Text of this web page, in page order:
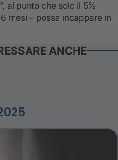
al punto che solo il 5%
mesi – possa incappare in
ANCHE